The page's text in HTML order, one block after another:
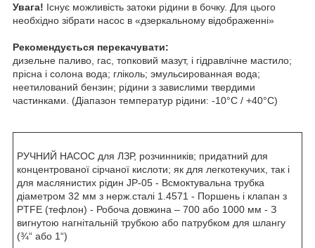
Увага! Існує можливість затоки рідини в бочку. Для цього
необхідно зібрати насос в «дзеркальному відображенні»
Рекомендується перекачувати:
дизельне паливо, гас, топковий мазут, і гідравлічне мастило;
прісна і солона вода; гліколь; эмульсированная вода;
неетилований бензин; рідини з завислими твердими
частинками. (Діапазон температур рідини: -10°C / +40°C)
РУЧНИЙ НАСОС для ЛЗР, розчинників; придатний для
концентрованої сірчаної кислоти; як для легкотекучих, так і
для маслянистих рідин JP-05 - Всмоктувальна трубка
діаметром 32 мм з нерж.сталі 1.4571 - Поршень і клапан з
PTFE (тефлон) - Робоча довжина – 700 або 1000 мм - З
вигнутою нагнітальній трубкою або патрубком для шлангу
(¾“ або 1“)